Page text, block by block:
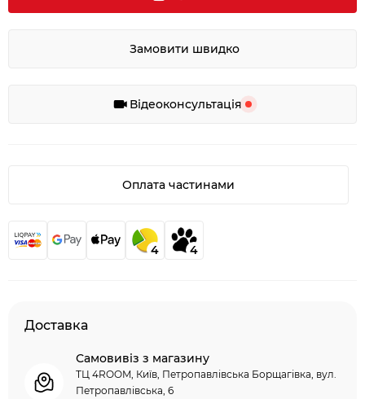
Замовити швидко
Відеоконсультація
Оплата частинами
4 4
Доставка
Самовивіз з магазину
ТЦ 4ROOM, Київ, Петропавлівська Борщагівка, вул.
Петропавлівська, 6